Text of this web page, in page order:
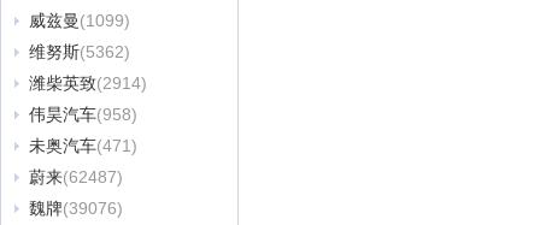
威兹曼(1099)
维努斯(5362)
潍柴英致(2914)
伟昊汽车(958)
未奥汽车(471)
蔚来(62487)
魏牌(39076)